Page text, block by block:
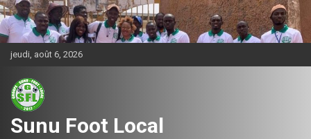
Aller
au
contenu
jeudi, août 6, 2026
Sunu Foot Local